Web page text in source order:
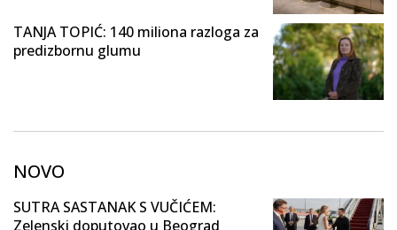
TANJA TOPIĆ: 140 miliona razloga za
predizbornu glumu
NOVO
SUTRA SASTANAK S VUČIĆEM:
Zelenski doputovao u Beograd